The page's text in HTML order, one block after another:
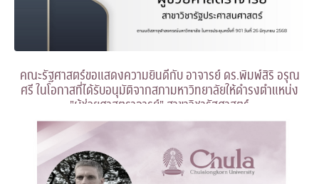
คณะรัฐศาสตร์ขอแสดงความยินดีกับ อาจารย์ ดร.พิมพ์สิริ อรุณ
ศรี ในโอกาสที่ได้รับอนุมัติจากสภามหาวิทยาลัยให้ดำรงตำแหน่ง
"ผู้ช่วยศาสตราจารย์" สาขาวิชารัฐศาสตร์